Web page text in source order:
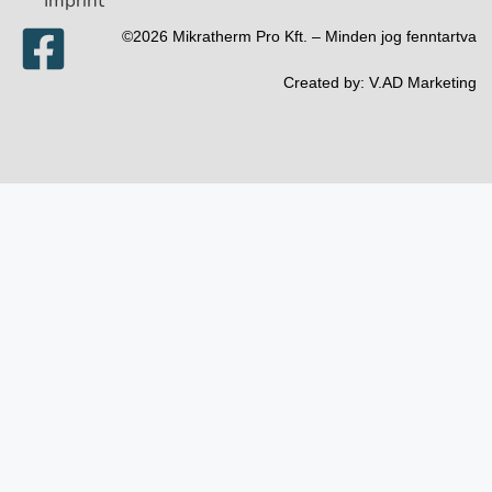
©2026 Mikratherm Pro Kft. – Minden jog fenntartva​
Created by: V.AD Marketing